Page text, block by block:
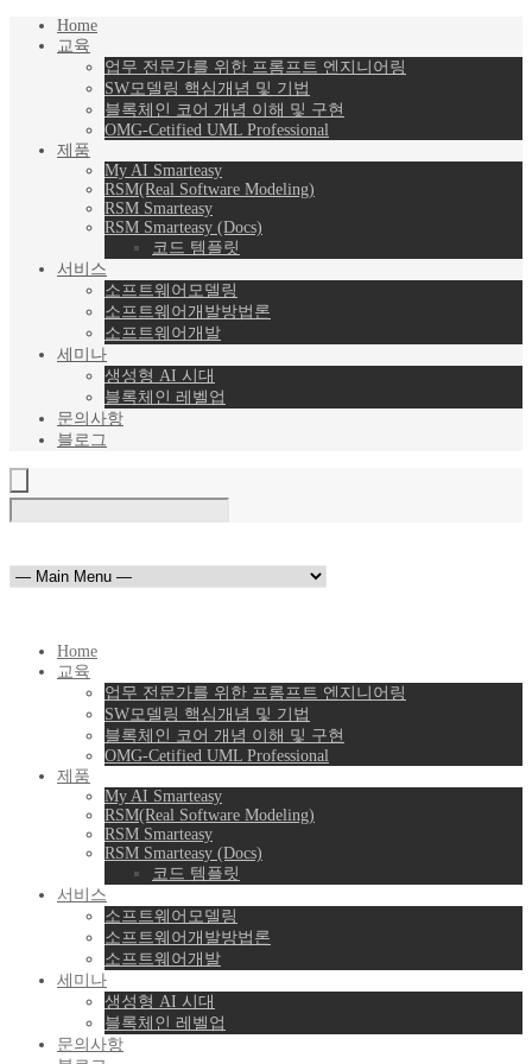
Home
교육
업무 전문가를 위한 프롬프트 엔지니어링
SW모델링 핵심개념 및 기법
블록체인 코어 개념 이해 및 구현
OMG-Cetified UML Professional
제품
My AI Smarteasy
RSM(Real Software Modeling)
RSM Smarteasy
RSM Smarteasy (Docs)
코드 템플릿
서비스
소프트웨어모델링
소프트웨어개발방법론
소프트웨어개발
세미나
생성형 AI 시대
블록체인 레벨업
문의사항
블로그
Home
교육
업무 전문가를 위한 프롬프트 엔지니어링
SW모델링 핵심개념 및 기법
블록체인 코어 개념 이해 및 구현
OMG-Cetified UML Professional
제품
My AI Smarteasy
RSM(Real Software Modeling)
RSM Smarteasy
RSM Smarteasy (Docs)
코드 템플릿
서비스
소프트웨어모델링
소프트웨어개발방법론
소프트웨어개발
세미나
생성형 AI 시대
블록체인 레벨업
문의사항